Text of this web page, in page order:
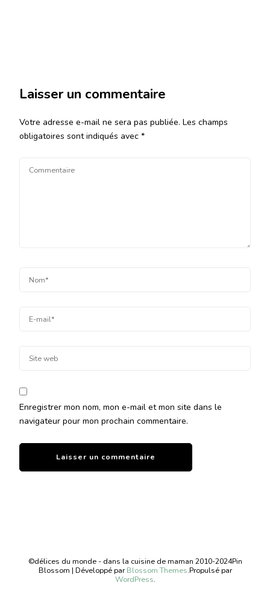
Laisser un commentaire
Votre adresse e-mail ne sera pas publiée. Les champs
obligatoires sont indiqués avec *
Enregistrer mon nom, mon e-mail et mon site dans le
navigateur pour mon prochain commentaire.
©délices du monde - dans la cuisine de maman 2010-2024Pin
Blossom | Développé parBlossom Themes.Propulsé par
WordPress.